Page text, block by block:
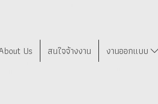
Us สนใจจ้างงาน งานออกแบบ